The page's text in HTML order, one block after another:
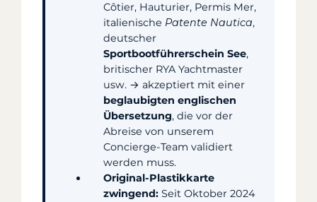
Côtier, Hauturier, Permis Mer,
italienische Patente Nautica,
deutscher
Sportbootführerschein See,
britischer RYA Yachtmaster
usw. → akzeptiert mit einer
beglaubigten englischen
Übersetzung, die vor der
Abreise von unserem
Concierge-Team validiert
werden muss.
Original-Plastikkarte
zwingend: Seit Oktober 2024